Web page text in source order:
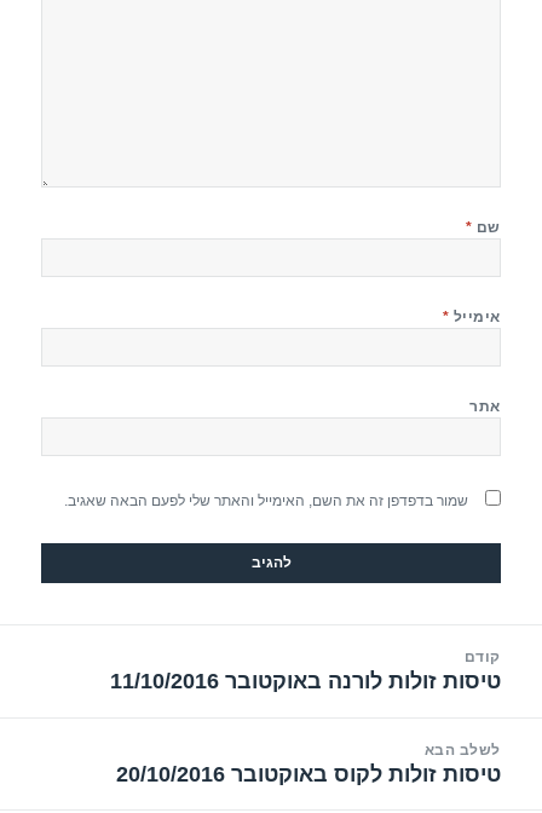
שם *
אימייל *
אתר
שמור בדפדפן זה את השם, האימייל והאתר שלי לפעם הבאה שאגיב.
קודם
הפוסט
טיסות זולות לורנה באוקטובר 11/10/2016
לשלב הבא
הפוסט
טיסות זולות לקוס באוקטובר 20/10/2016